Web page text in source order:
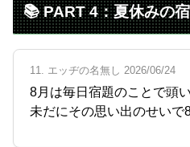
📚 PART 4：夏休みの
11. エッヂの名無し 2026/06/24
8月は毎日宿題のことで頭
未だにその思い出のせいで